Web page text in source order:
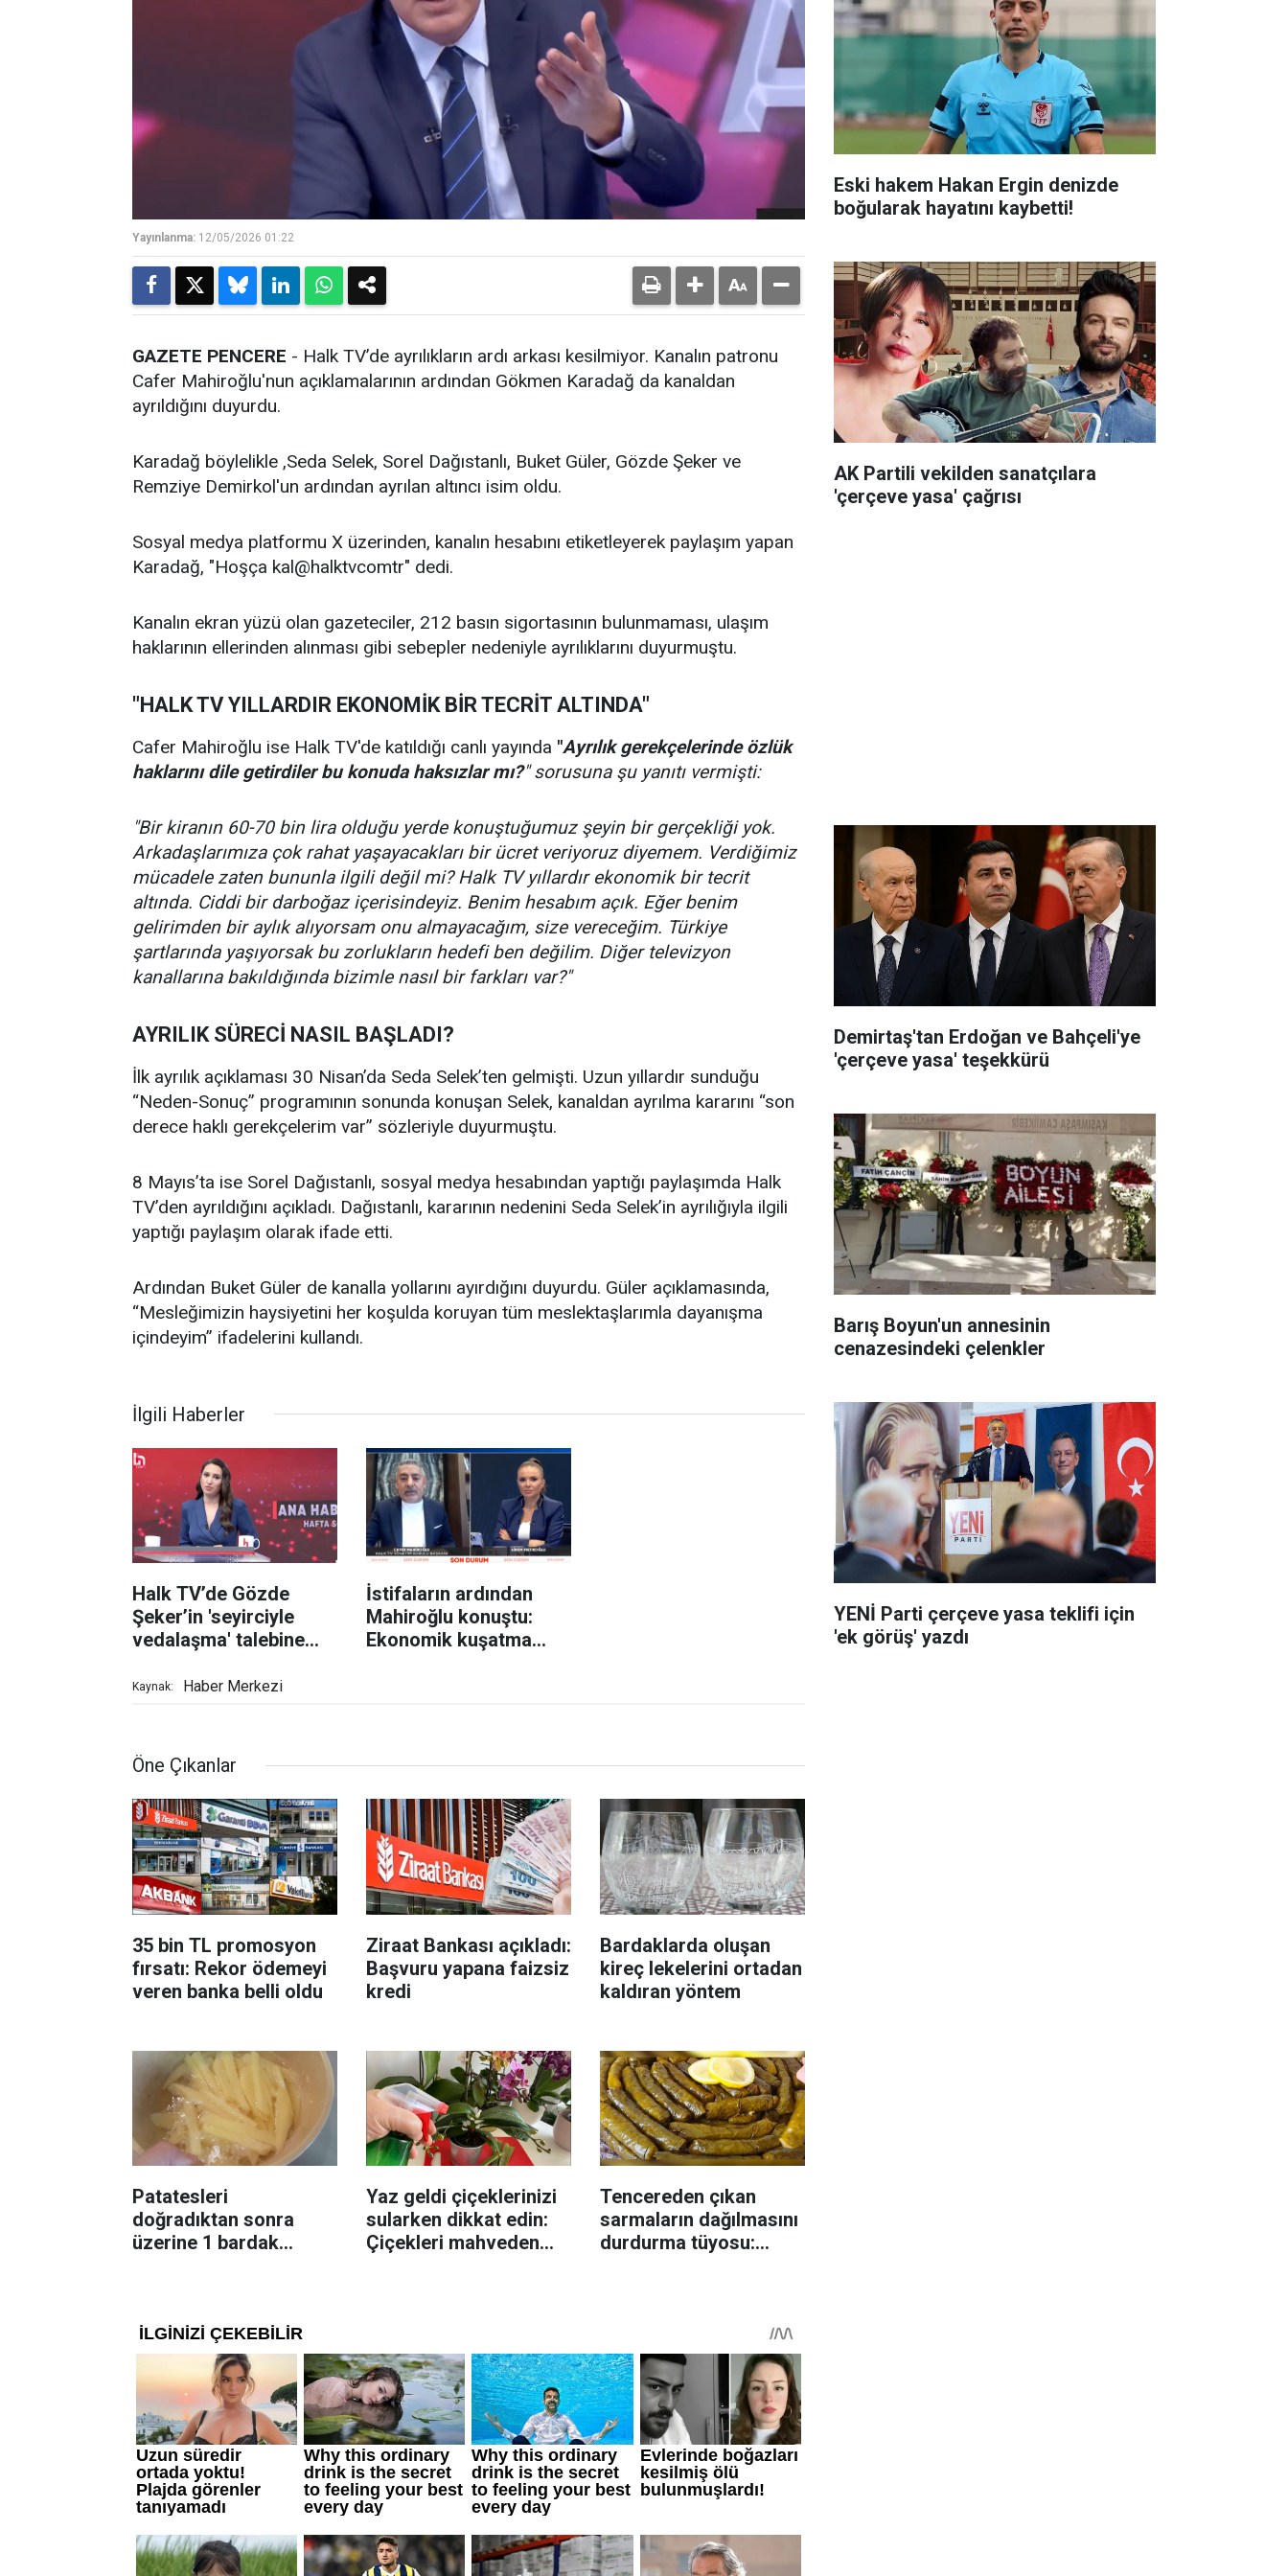
Yayınlanma: 12/05/2026 01:22
GAZETE PENCERE - Halk TV’de ayrılıkların ardı arkası kesilmiyor. Kanalın patronu
Cafer Mahiroğlu'nun açıklamalarının ardından Gökmen Karadağ da kanaldan
ayrıldığını duyurdu.
Karadağ böylelikle ,Seda Selek, Sorel Dağıstanlı, Buket Güler, Gözde Şeker ve
Remziye Demirkol'un ardından ayrılan altıncı isim oldu.
Sosyal medya platformu X üzerinden, kanalın hesabını etiketleyerek paylaşım yapan
Karadağ, "Hoşça kal@halktvcomtr" dedi.
Kanalın ekran yüzü olan gazeteciler, 212 basın sigortasının bulunmaması, ulaşım
haklarının ellerinden alınması gibi sebepler nedeniyle ayrılıklarını duyurmuştu.
"HALK TV YILLARDIR EKONOMİK BİR TECRİT ALTINDA"
Cafer Mahiroğlu ise Halk TV'de katıldığı canlı yayında "Ayrılık gerekçelerinde özlük
haklarını dile getirdiler bu konuda haksızlar mı?" sorusuna şu yanıtı vermişti:
"Bir kiranın 60-70 bin lira olduğu yerde konuştuğumuz şeyin bir gerçekliği yok.
Arkadaşlarımıza çok rahat yaşayacakları bir ücret veriyoruz diyemem. Verdiğimiz
mücadele zaten bununla ilgili değil mi? Halk TV yıllardır ekonomik bir tecrit
altında. Ciddi bir darboğaz içerisindeyiz. Benim hesabım açık. Eğer benim
gelirimden bir aylık alıyorsam onu almayacağım, size vereceğim. Türkiye
şartlarında yaşıyorsak bu zorlukların hedefi ben değilim. Diğer televizyon
kanallarına bakıldığında bizimle nasıl bir farkları var?"
AYRILIK SÜRECİ NASIL BAŞLADI?
İlk ayrılık açıklaması 30 Nisan’da Seda Selek’ten gelmişti. Uzun yıllardır sunduğu
“Neden-Sonuç” programının sonunda konuşan Selek, kanaldan ayrılma kararını “son
derece haklı gerekçelerim var” sözleriyle duyurmuştu.
8 Mayıs’ta ise Sorel Dağıstanlı, sosyal medya hesabından yaptığı paylaşımda Halk
TV’den ayrıldığını açıkladı. Dağıstanlı, kararının nedenini Seda Selek’in ayrılığıyla ilgili
yaptığı paylaşım olarak ifade etti.
Ardından Buket Güler de kanalla yollarını ayırdığını duyurdu. Güler açıklamasında,
“Mesleğimizin haysiyetini her koşulda koruyan tüm meslektaşlarımla dayanışma
içindeyim” ifadelerini kullandı.
İlgili Haberler
Halk TV’de Gözde
Şeker’in 'seyirciyle
vedalaşma' talebine
İstifaların ardından
Mahiroğlu konuştu:
Ekonomik kuşatma
Kaynak: Haber Merkezi
Öne Çıkanlar
35 bin TL promosyon
fırsatı: Rekor ödemeyi
veren banka belli oldu
Ziraat Bankası açıkladı:
Başvuru yapana faizsiz
kredi
Bardaklarda oluşan
kireç lekelerini ortadan
kaldıran yöntem
Patatesleri
doğradıktan sonra
üzerine 1 bardak
Yaz geldi çiçeklerinizi
sularken dikkat edin:
Çiçekleri mahveden
Tencereden çıkan
sarmaların dağılmasını
durdurma tüyosu:
Eski hakem Hakan Ergin denizde
boğularak hayatını kaybetti!
AK Partili vekilden sanatçılara
'çerçeve yasa' çağrısı
Demirtaş'tan Erdoğan ve Bahçeli'ye
'çerçeve yasa' teşekkürü
Barış Boyun'un annesinin
cenazesindeki çelenkler
YENİ Parti çerçeve yasa teklifi için
'ek görüş' yazdı